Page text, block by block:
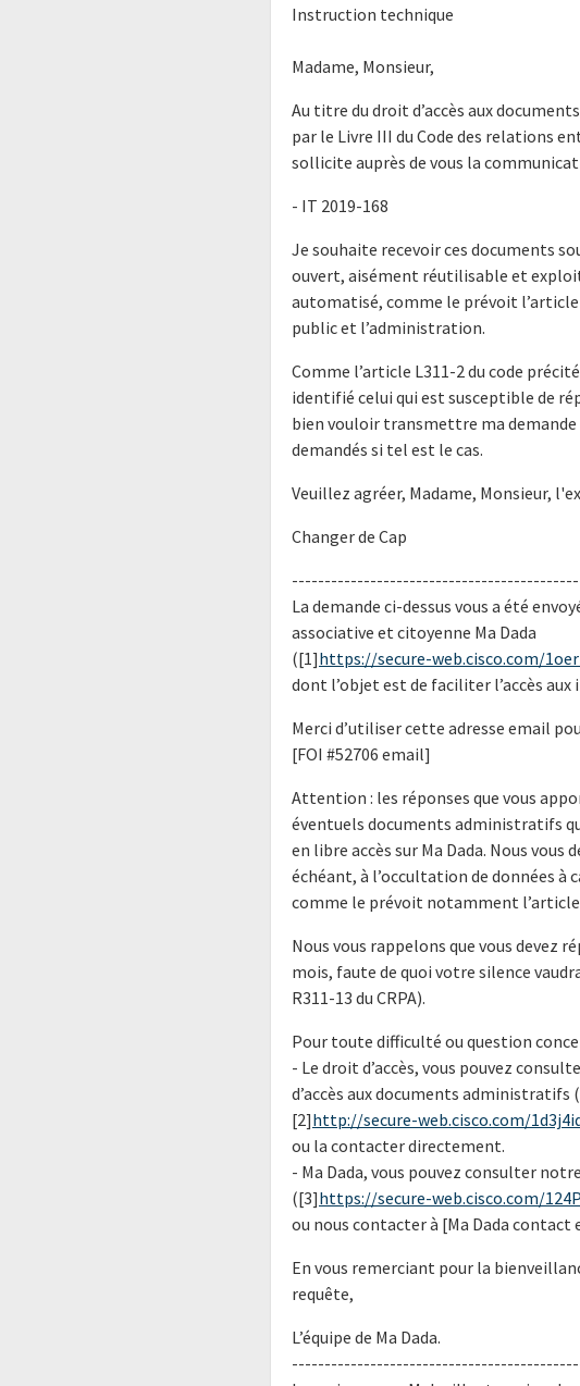
Instruction technique
Madame, Monsieur,
Au titre du droit d’accès aux
par le Livre III du Code des relations
sollicite auprès de vous la
- IT 2019-168
Je souhaite recevoir ces documents
ouvert, aisément réutilisable et
automatisé, comme le prévoit
public et l’administration.
Comme l’article L311-2 du code
identifié celui qui est susceptible de
bien vouloir transmettre ma
demandés si tel est le cas.
Veuillez agréer, Madame, Monsieur,
Changer de Cap
La demande ci-dessus vous a été
associative et citoyenne Ma Dada
([1]https://secure-web.cisco.com/
dont l’objet est de faciliter l’accès
Merci d’utiliser cette adresse email
[FOI #52706 email]
Attention : les réponses que vous
éventuels documents administratifs
en libre accès sur Ma Dada. Nous vous
échéant, à l’occultation de données
comme le prévoit notamment l’article
Nous vous rappelons que vous devez
mois, faute de quoi votre silence
R311-13 du CRPA).
Pour toute difficulté ou question
- Le droit d’accès, vous pouvez
d’accès aux documents administratifs
[2]http://secure-web.cisco.com/
ou la contacter directement.
- Ma Dada, vous pouvez consulter
([3]https://secure-web.cisco.com/
ou nous contacter à [Ma Dada contact
En vous remerciant pour la
requête,
L’équipe de Ma Dada.